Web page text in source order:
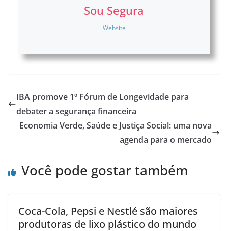
Sou Segura
Website
IBA promove 1º Fórum de Longevidade para
debater a segurança financeira
Economia Verde, Saúde e Justiça Social: uma nova
agenda para o mercado
Você pode gostar também
Coca-Cola, Pepsi e Nestlé são maiores
produtoras de lixo plástico do mundo